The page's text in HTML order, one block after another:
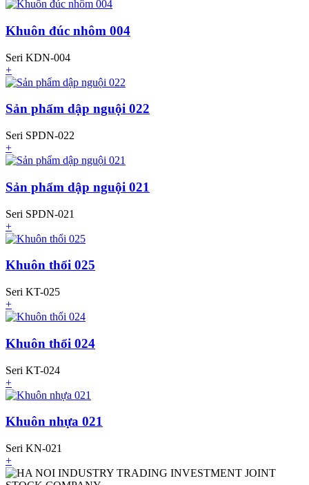
Khuôn đúc nhôm 004
Seri KDN-004
+
Sản phẩm dập nguội 022
Seri SPDN-022
+
Sản phẩm dập nguội 021
Seri SPDN-021
+
Khuôn thổi 025
Seri KT-025
+
Khuôn thổi 024
Seri KT-024
+
Khuôn nhựa 021
Seri KN-021
+